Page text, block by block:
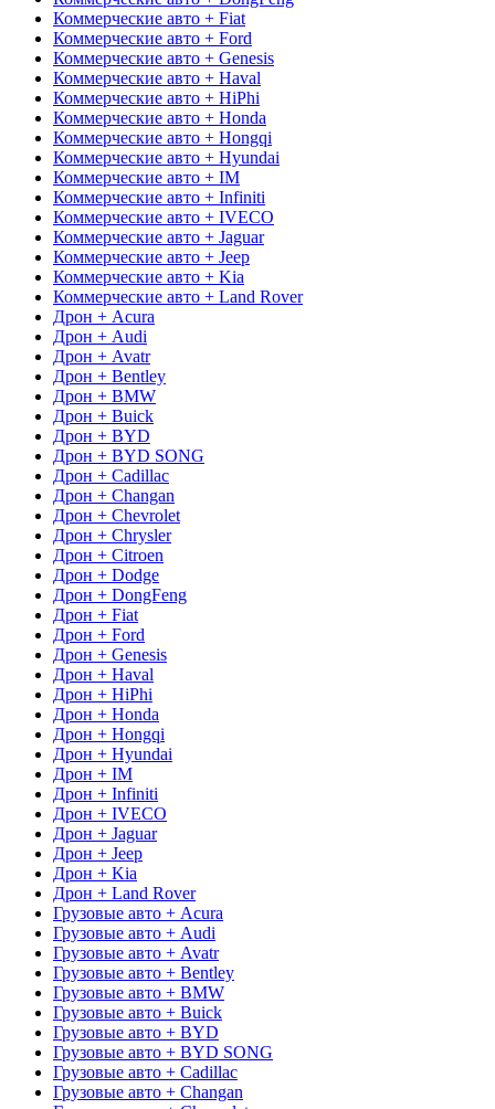
Коммерческие авто + Fiat
Коммерческие авто + Ford
Коммерческие авто + Genesis
Коммерческие авто + Haval
Коммерческие авто + HiPhi
Коммерческие авто + Honda
Коммерческие авто + Hongqi
Коммерческие авто + Hyundai
Коммерческие авто + IM
Коммерческие авто + Infiniti
Коммерческие авто + IVECO
Коммерческие авто + Jaguar
Коммерческие авто + Jeep
Коммерческие авто + Kia
Коммерческие авто + Land Rover
Дрон + Acura
Дрон + Audi
Дрон + Avatr
Дрон + Bentley
Дрон + BMW
Дрон + Buick
Дрон + BYD
Дрон + BYD SONG
Дрон + Cadillac
Дрон + Changan
Дрон + Chevrolet
Дрон + Chrysler
Дрон + Citroen
Дрон + Dodge
Дрон + DongFeng
Дрон + Fiat
Дрон + Ford
Дрон + Genesis
Дрон + Haval
Дрон + HiPhi
Дрон + Honda
Дрон + Hongqi
Дрон + Hyundai
Дрон + IM
Дрон + Infiniti
Дрон + IVECO
Дрон + Jaguar
Дрон + Jeep
Дрон + Kia
Дрон + Land Rover
Грузовые авто + Acura
Грузовые авто + Audi
Грузовые авто + Avatr
Грузовые авто + Bentley
Грузовые авто + BMW
Грузовые авто + Buick
Грузовые авто + BYD
Грузовые авто + BYD SONG
Грузовые авто + Cadillac
Грузовые авто + Changan